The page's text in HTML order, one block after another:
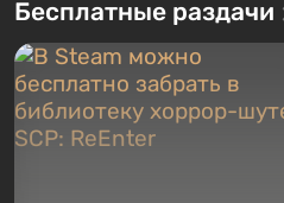
Бесплатные раздачи